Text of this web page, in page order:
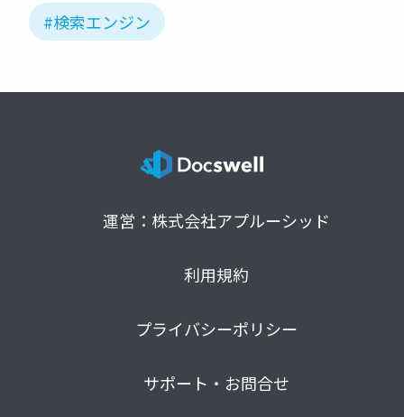
#検索エンジン
運営：株式会社アプルーシッド
利用規約
プライバシーポリシー
サポート・お問合せ